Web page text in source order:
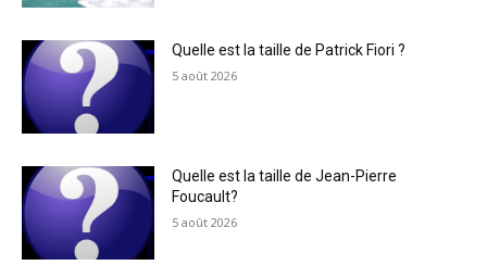
Quelle est la taille de Patrick Fiori ?
5 août 2026
Quelle est la taille de Jean-Pierre
Foucault?
5 août 2026